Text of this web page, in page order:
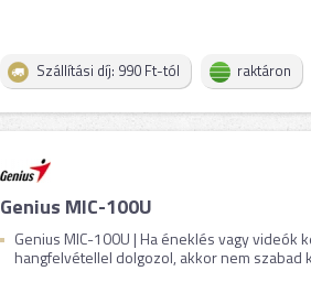
Szállítási díj: 990 Ft-tól raktáron
Genius MIC-100U
Genius MIC-100U | Ha éneklés vagy videók
hangfelvétellel dolgozol, akkor nem szabad